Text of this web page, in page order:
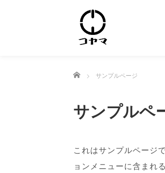
ホーム サンプルページ
サンプルペ
これはサンプルページ
ョンメニューに含まれ